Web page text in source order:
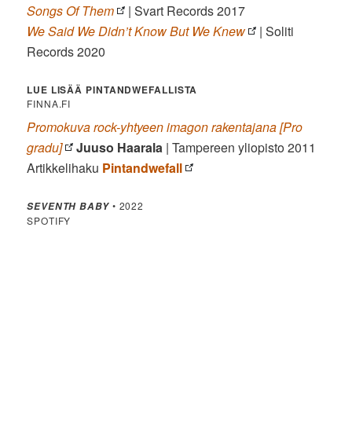
Songs Of Them
| Svart Records 2017
We Said We Didn’t Know But We Knew
| Soliti
Records 2020
LUE LISÄÄ PINTANDWEFALLISTA
FINNA.FI
Promokuva rock-yhtyeen imagon rakentajana [Pro
gradu]
Juuso Haarala | Tampereen yliopisto 2011
Artikkelihaku Pintandwefall
SEVENTH BABY• 2022
SPOTIFY